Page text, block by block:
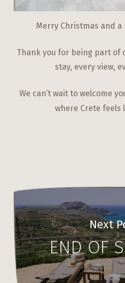
Merry Christmas and a
Thank you for being part of
stay, every view,
We can’t wait to welcome
where Crete feels
Next
END OF